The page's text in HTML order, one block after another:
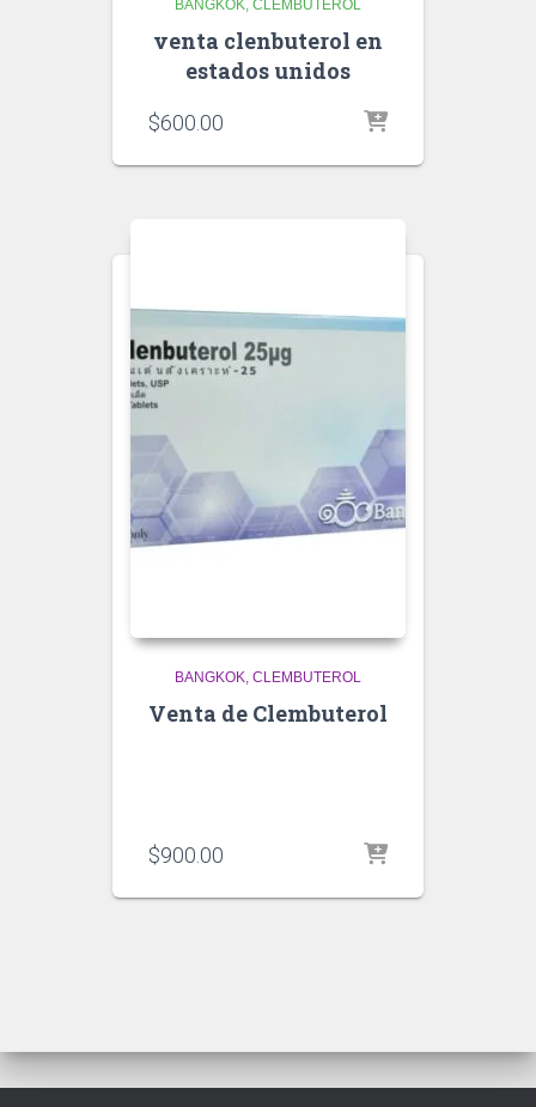
BANGKOK CLEMBUTEROL
venta clenbuterol en
estados unidos
$600.00
BANGKOK CLEMBUTEROL
Venta de Clembuterol
$900.00